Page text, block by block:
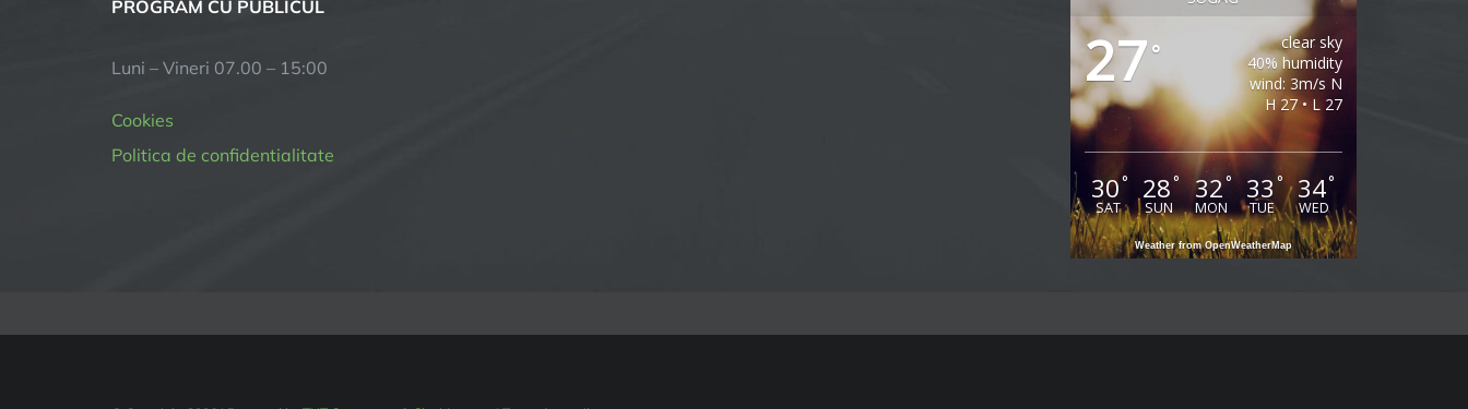
PROGRAM CU PUBLICUL
Luni – Vineri 07.00 – 15:00
Cookies
Politica de confidentialitate
27°
clear sky
40% humidity
wind: 3m/s N
H 27 • L 27
30°
SAT
28°
SUN
32°
MON
33 °
TUE
34°
WED
Weather from OpenWeatherMap